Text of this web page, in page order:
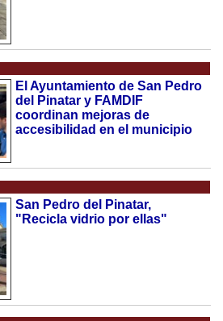
El Ayuntamiento de San Pedro
del Pinatar y FAMDIF
coordinan mejoras de
accesibilidad en el municipio
San Pedro del Pinatar,
"Recicla vidrio por ellas"